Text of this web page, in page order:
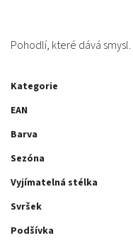
Pohodlí, které dává
Kategorie
EAN
Barva
Sezóna
Vyjímatelná stélka
Svršek
Podšívka